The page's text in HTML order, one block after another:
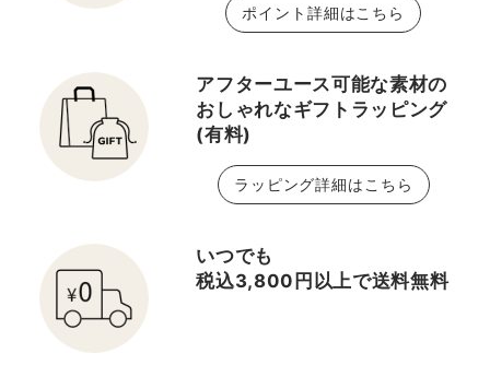
ポイント詳細はこちら
アフターユース可能な素材の
おしゃれなギフトラッピング
(有料)
ラッピング詳細はこちら
いつでも
税込3,800円以上で送料無料